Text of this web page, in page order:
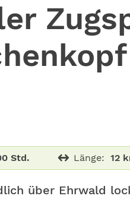
Std. Länge: 12
über Ehrwald